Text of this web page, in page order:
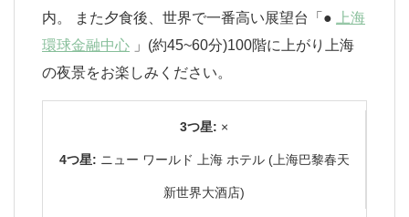
内。 また夕食後、世界で一番高い展望台「●
上海
環球金融中心 」(約45~60分)100階に上がり上海
の夜景をお楽しみください。
3つ星: ×
4つ星: ニュー ワールド 上海 ホテル (上海巴黎春天
新世界大酒店)